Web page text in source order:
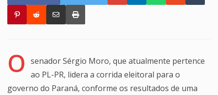
O senador Sérgio Moro, que atualmente pertence
ao PL-PR, lidera a corrida eleitoral para o
governo do Paraná, conforme os resultados de uma